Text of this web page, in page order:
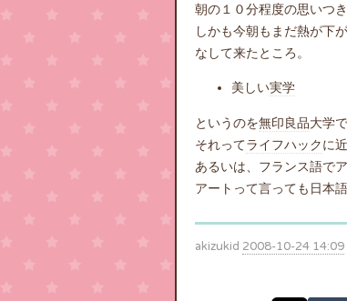
朝の１０分程度の思いつ
しかも今朝もまだ熱が下
なして来たところ。
美しい実学
というのを無印良品大学
それってライフハックに
あるいは、フランス語で
アートって言っても日本
akizukid 2008-10-24 14:09